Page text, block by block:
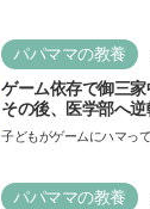
パパママの教養
ゲーム依存で御三
その後、医学部へ
「ゲームの経験が受
える背景とは
子どもがゲームにハマっ
い…
パパママの教養